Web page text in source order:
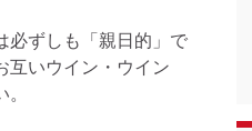
必ずしも「親日的」で
互いウイン・ウイン